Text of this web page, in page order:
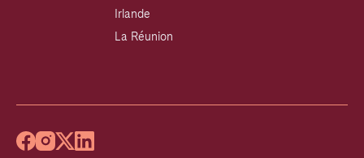
Irlande
La Réunion